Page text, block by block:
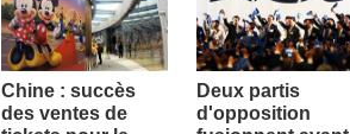
Chine : succès
des ventes de
Deux partis
d'opposition